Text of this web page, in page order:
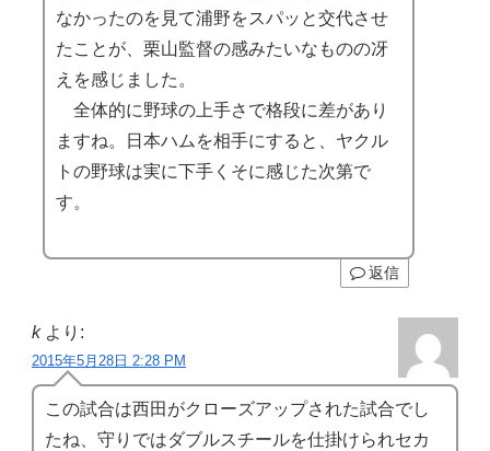
なかったのを見て浦野をスパッと交代させ
たことが、栗山監督の感みたいなものの冴
えを感じました。
全体的に野球の上手さで格段に差があり
ますね。日本ハムを相手にすると、ヤクル
トの野球は実に下手くそに感じた次第で
す。
返信
k より:
2015年5月28日 2:28 PM
この試合は西田がクローズアップされた試合でし
たね、守りではダブルスチールを仕掛けられセカ